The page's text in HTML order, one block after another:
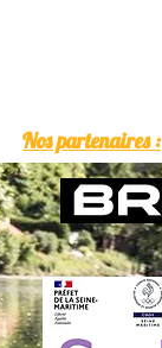
Nos partenaires :